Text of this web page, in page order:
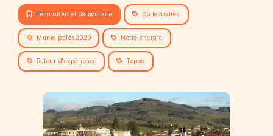
Territoires et démocratie Collectivités
Municipales2020 Notre énergie
Retour d'expérience Tepos